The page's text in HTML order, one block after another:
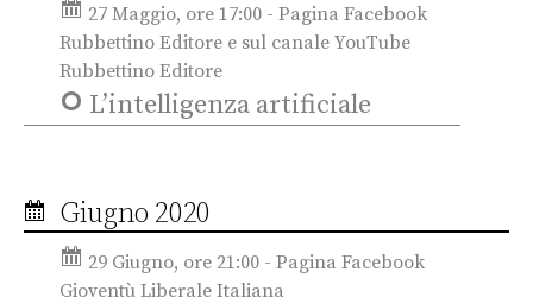
27 Maggio, ore 17:00 - Pagina Facebook
Rubbettino Editore e sul canale YouTube
Rubbettino Editore
L’intelligenza artificiale
Giugno 2020
29 Giugno, ore 21:00 - Pagina Facebook
Gioventù Liberale Italiana